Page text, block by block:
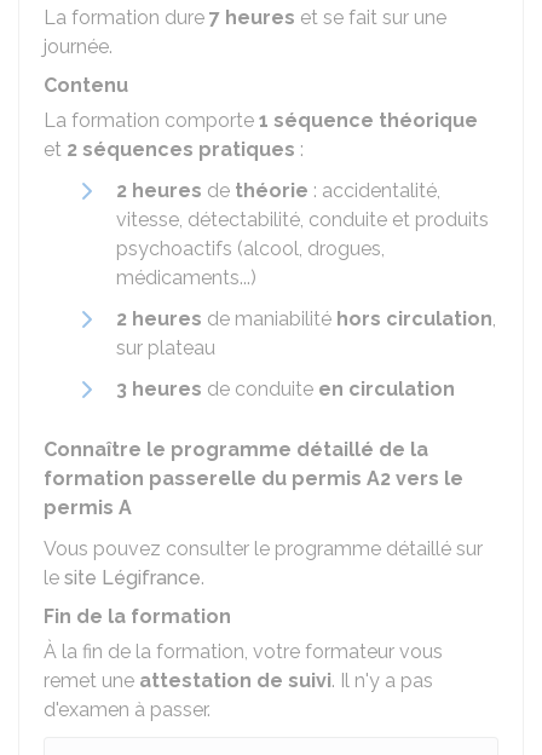
La formation dure 7 heures et se fait sur une
journée.
Contenu
La formation comporte 1 séquence théorique
et 2 séquences pratiques :
2 heures de théorie : accidentalité,
vitesse, détectabilité, conduite et produits
psychoactifs (alcool, drogues,
médicaments...)
2 heures de maniabilité hors circulation,
sur plateau
3 heures de conduite en circulation
Connaître le programme détaillé de la
formation passerelle du permis A2 vers le
permis A
Vous pouvez consulter le programme détaillé sur
le site Légifrance.
Fin de la formation
À la fin de la formation, votre formateur vous
remet une attestation de suivi. Il n'y a pas
d'examen à passer.